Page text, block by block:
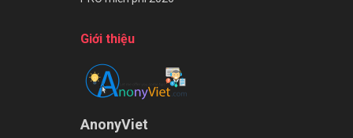
Giới thiệu
AnonyViet